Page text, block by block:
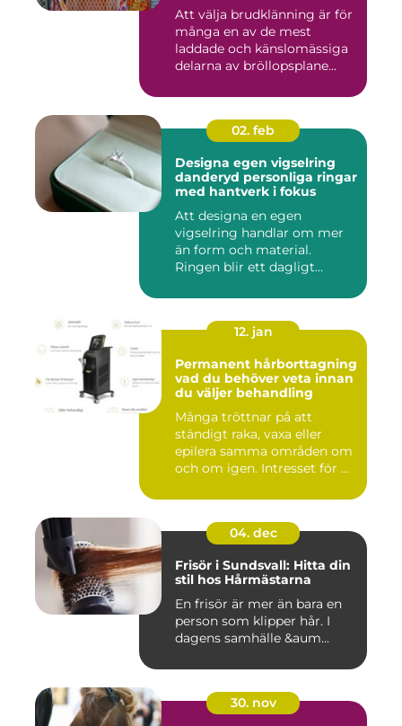
Att välja brudklänning är för
många en av de mest
laddade och känslomässiga
delarna av bröllopsplane...
02. feb
Designa egen vigselring
danderyd personliga ringar
med hantverk i fokus
Att designa en egen
vigselring handlar om mer
än form och material.
Ringen blir ett dagligt
12. jan
Permanent hårborttagning
vad du behöver veta innan
du väljer behandling
Många tröttnar på att
ständigt raka, vaxa eller
epilera samma områden om
och om igen. Intresset för ...
04. dec
Frisör i Sundsvall: Hitta din
stil hos Hårmästarna
En frisör är mer än bara en
person som klipper hår. I
dagens samhälle &aum...
30. nov